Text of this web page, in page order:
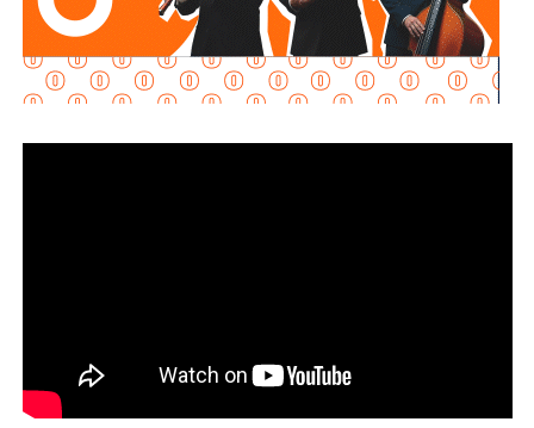
distribución.
potabilización y la continuidad del suministro de agua
potable.